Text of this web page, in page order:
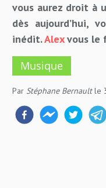
vous aurez droit à
dès aujourd’hui,
inédit.Alexvous le
Musique
Par Stéphane Bernault le